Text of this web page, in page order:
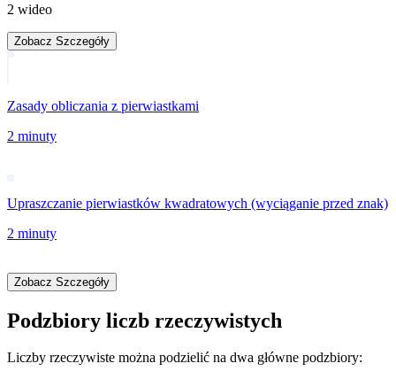
2 wideo
Zobacz Szczegóły
Zasady obliczania z pierwiastkami
2 minuty
Upraszczanie pierwiastków kwadratowych (wyciąganie przed znak)
2 minuty
Zobacz Szczegóły
Podzbiory liczb rzeczywistych
Liczby rzeczywiste można podzielić na dwa główne podzbiory: